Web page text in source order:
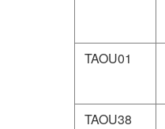
TAOU01
TAOU38